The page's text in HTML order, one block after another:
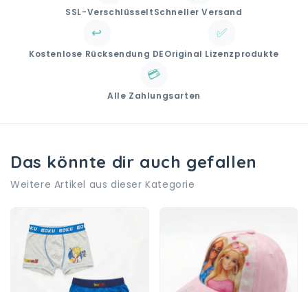
SSL-VerschlüsseltSchneller Versand
↩️
Kostenlose Rücksendung DE
✅
Original Lizenzprodukte
💳
Alle Zahlungsarten
Das könnte dir auch gefallen
Weitere Artikel aus dieser Kategorie